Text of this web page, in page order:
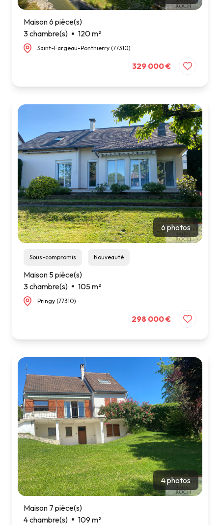
Maison 6 pièce(s)
3 chambre(s)
120 m²
Saint-Fargeau-Ponthierry (77310)
329 000 €
6 photos
Sous-compromis Nouveauté
Maison 5 pièce(s)
3 chambre(s)
105 m²
Pringy (77310)
298 000 €
4 photos
Maison 7 pièce(s)
4 chambre(s)
109 m²